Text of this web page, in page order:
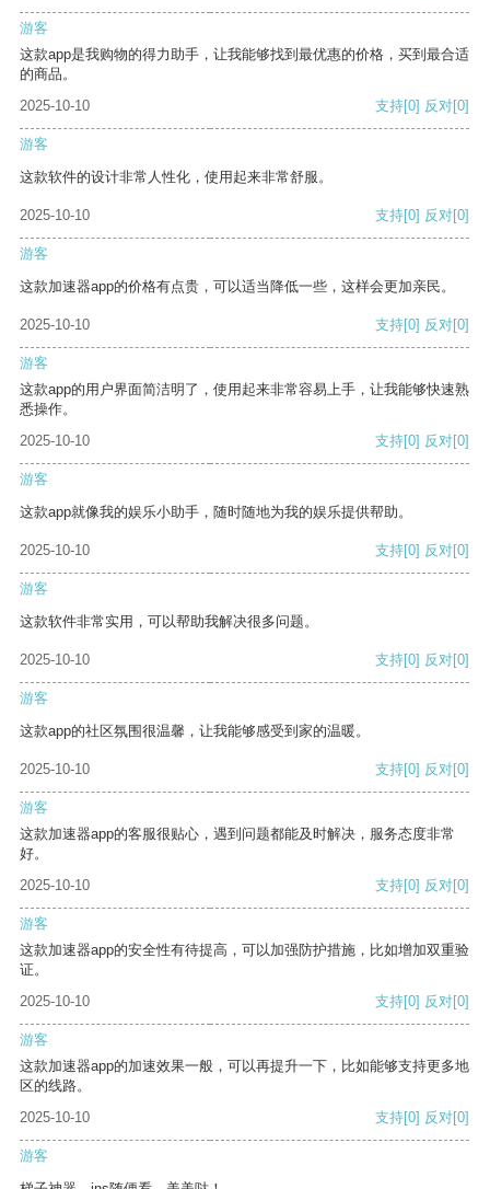
游客
这款app是我购物的得力助手，让我能够找到最优惠的价格，买到最合适
的商品。
2025-10-10
支持[0] 反对[0]
游客
这款软件的设计非常人性化，使用起来非常舒服。
2025-10-10 支持[0] 反对[0]
游客
这款加速器app的价格有点贵，可以适当降低一些，这样会更加亲民。
2025-10-10 支持[0] 反对[0]
游客
这款app的用户界面简洁明了，使用起来非常容易上手，让我能够快速熟
悉操作。
2025-10-10
支持[0] 反对[0]
游客
这款app就像我的娱乐小助手，随时随地为我的娱乐提供帮助。
2025-10-10 支持[0] 反对[0]
游客
这款软件非常实用，可以帮助我解决很多问题。
2025-10-10 支持[0] 反对[0]
游客
这款app的社区氛围很温馨，让我能够感受到家的温暖。
2025-10-10 支持[0] 反对[0]
游客
这款加速器app的客服很贴心，遇到问题都能及时解决，服务态度非常
好。
2025-10-10
支持[0] 反对[0]
游客
这款加速器app的安全性有待提高，可以加强防护措施，比如增加双重验
证。
2025-10-10
支持[0] 反对[0]
游客
这款加速器app的加速效果一般，可以再提升一下，比如能够支持更多地
区的线路。
2025-10-10
支持[0] 反对[0]
游客